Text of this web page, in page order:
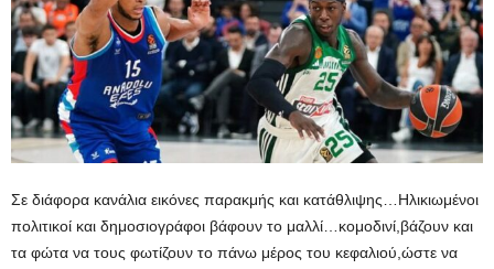
Σε διάφορα κανάλια εικόνες παρακμής και κατάθλιψης…Ηλικιωμένοι
πολιτικοί και δημοσιογράφοι βάφουν το μαλλί…κομοδινί,βάζουν και
τα φώτα να τους φωτίζουν το πάνω μέρος του κεφαλιού,ώστε να